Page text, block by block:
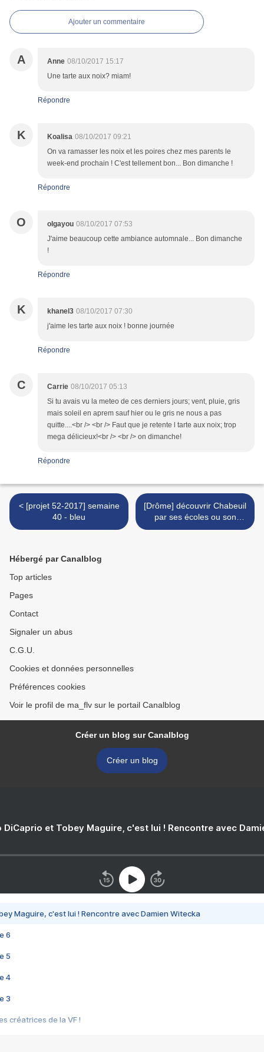
Ajouter un commentaire
A Anne 08/10/2017 15:17
Une tarte aux noix? miam!
Répondre
K Koalisa 08/10/2017 09:21
On va ramasser les noix et les poires chez mes parents le
week-end prochain ! C'est tellement bon... Bon dimanche !
Répondre
O olgayou 08/10/2017 07:53
J'aime beaucoup cette ambiance automnale... Bon dimanche
!
Répondre
K khanel3 08/10/2017 07:30
j'aime les tarte aux noix ! bonne journée
Répondre
C Carrie 08/10/2017 05:13
Si tu avais vu la meteo de ces derniers jours; vent, pluie, gris
mais soleil en aprem sauf hier ou le gris ne nous a pas
quitte....<br /> <br /> Faut que je retente l tarte aux noix; trop
mega délicieux!<br /> <br /> on dimanche!
Répondre
< [projet 52-2017] semaine
40 - bleu
[Drôme] découvrir Chabeuil
par ses écoles ou son
canal... >
Hébergé par Canalblog
Top articles
Pages
Contact
Signaler un abus
C.G.U.
Cookies et données personnelles
Préférences cookies
Voir le profil de ma_flv sur le portail Canalblog
Créer un blog sur Canalblog
Créer un blog
DiCaprio et Tobey Maguire, c'est lui ! Rencontre avec
Maguire, c'est lui ! Rencontre avec Damien Witecka
6
5
4
3
créatrices de la VF !